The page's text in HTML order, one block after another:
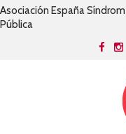
Asociación España
Pública